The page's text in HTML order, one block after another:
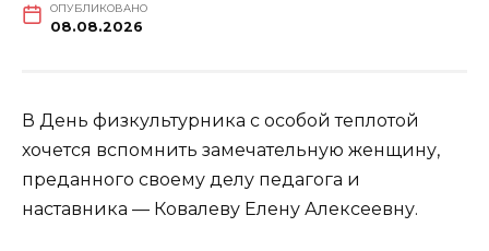
ОПУБЛИКОВАНО
08.08.2026
В День физкультурника с особой теплотой
хочется вспомнить замечательную женщину,
преданного своему делу педагога и
наставника — Ковалеву Елену Алексеевну.